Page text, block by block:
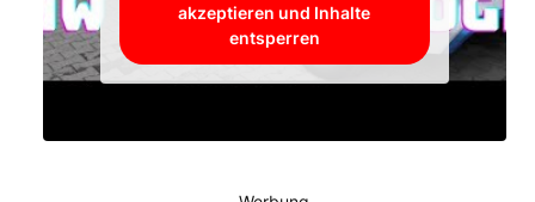
akzeptieren und Inhalte
entsperren